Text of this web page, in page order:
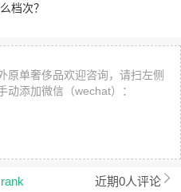
档次？
原单奢侈品欢迎咨询，请扫左侧
动添加微信（wechat）：
近期0人评论